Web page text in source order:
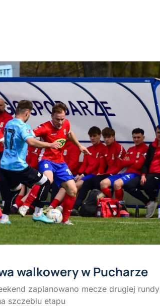
walkowery w Pucharze
zaplanowano mecze drugiej rundy
szczeblu etapu